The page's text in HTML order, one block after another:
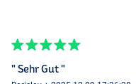
" Sehr Gut "